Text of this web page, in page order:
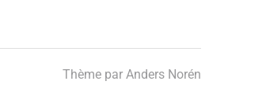
Thème par Anders Norén